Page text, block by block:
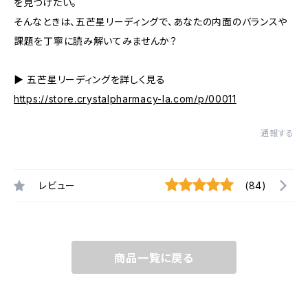
を見つけたい。
そんなときは、五芒星リーディングで、あなたの内面のバランスや
課題を丁寧に読み解いてみませんか？
▶︎ 五芒星リーディングを詳しく見る
https://store.crystalpharmacy-la.com/p/00011
通報する
レビュー (84)
商品一覧に戻る